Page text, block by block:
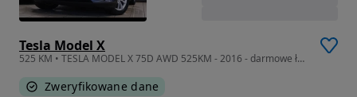
Tesla Model X
525 KM • TESLA MODEL X 75D AWD 525KM - 2016 - darmowe ładowanie
Zweryfikowane dane